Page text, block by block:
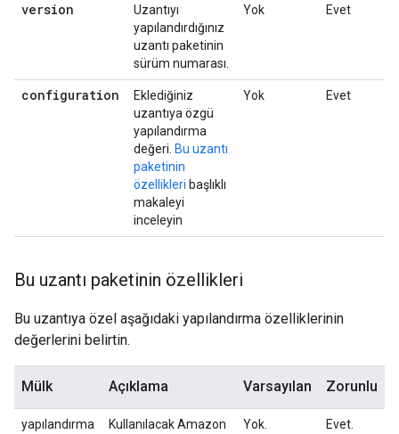
version
Uzantıyı
yapılandırdığınız
uzantı paketinin
sürüm numarası.
Yok Evet
configuration
Eklediğiniz
uzantıya özgü
yapılandırma
değeri. Bu uzantı
paketinin
özellikleri başlıklı
makaleyi
inceleyin
Yok Evet
Bu uzantı paketinin özellikleri
Bu uzantıya özel aşağıdaki yapılandırma özelliklerinin
değerlerini belirtin.
Mülk Açıklama Varsayılan Zorunlu
yapılandırma
Kullanılacak Amazon
Yok. Evet.